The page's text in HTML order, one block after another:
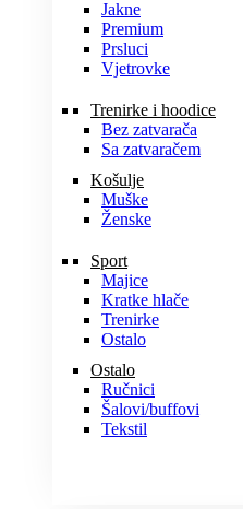
Jakne
Premium
Prsluci
Vjetrovke
Trenirke i hoodice
Bez zatvarača
Sa zatvaračem
Košulje
Muške
Ženske
Sport
Majice
Kratke hlače
Trenirke
Ostalo
Ostalo
Ručnici
Šalovi/buffovi
Tekstil